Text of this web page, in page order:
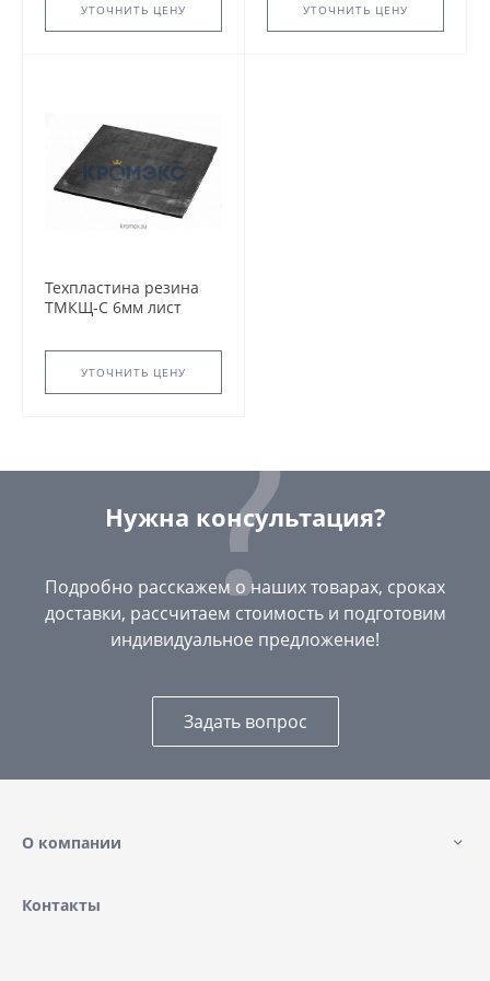
УТОЧНИТЬ ЦЕНУ УТОЧНИТЬ ЦЕНУ
Техпластина резина
ТМКЩ-С 6мм лист
90 2Н-I-ТМКЩ-С-6
УТОЧНИТЬ ЦЕНУ
Нужна консультация?
Подробно расскажем о наших товарах, сроках
доставки, рассчитаем стоимость и подготовим
индивидуальное предложение!
Задать вопрос
О компании
Контакты